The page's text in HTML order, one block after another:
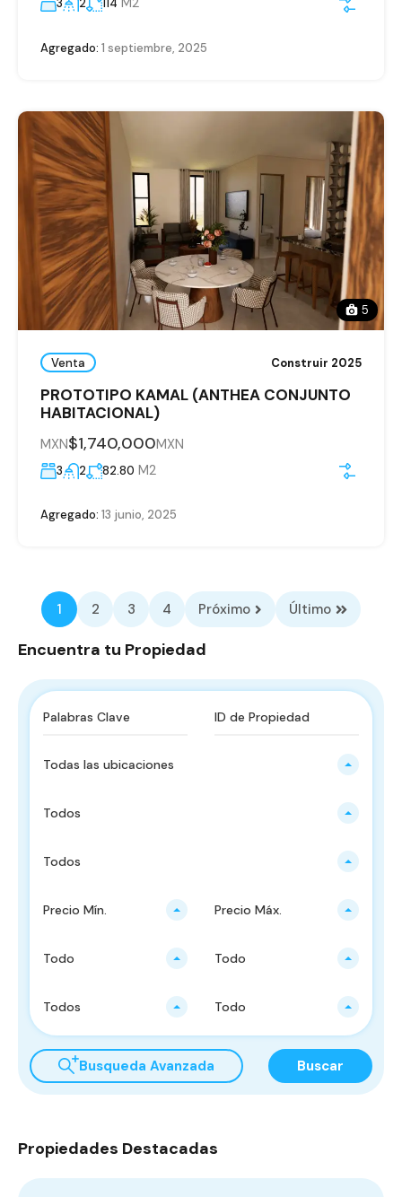
3 2 114
Agregado: 1 septiembre, 2025
5
Venta Construir 2025
PROTOTIPO KAMAL (ANTHEA CONJUNTO
HABITACIONAL)
MXN$1,740,000MXN
3 2 82.80 M2
Agregado: 13 junio, 2025
1 2 3 4 Próximo Último
Encuentra tu Propiedad
Todas las ubicaciones
Todos
Todos
Precio Mín. Precio Máx.
Todo Todo
Todos Todo
Busqueda Avanzada Buscar
Propiedades Destacadas